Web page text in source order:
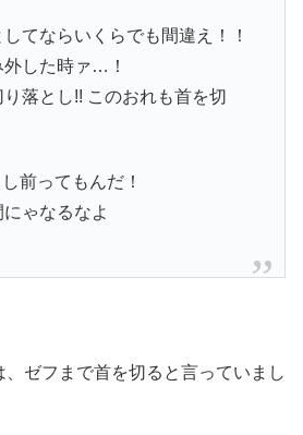
てならいくらでも間違え！！
した時ァ…！
落とし!! このおれも首を切
前ってもんだ！
ゃなるなよ
ゼフまで首を切ると言っていまし